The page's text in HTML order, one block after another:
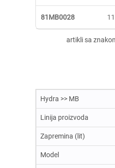
81MB0028
Hydra >> MB
Linija proizvoda
Zapremina (lit)
Model